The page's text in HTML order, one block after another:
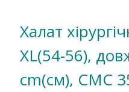
Халат
ХL(54-56),
cm(см), СМС